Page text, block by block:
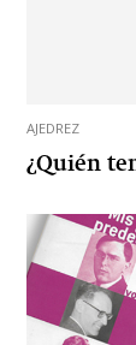
AJEDREZ
¿Quién